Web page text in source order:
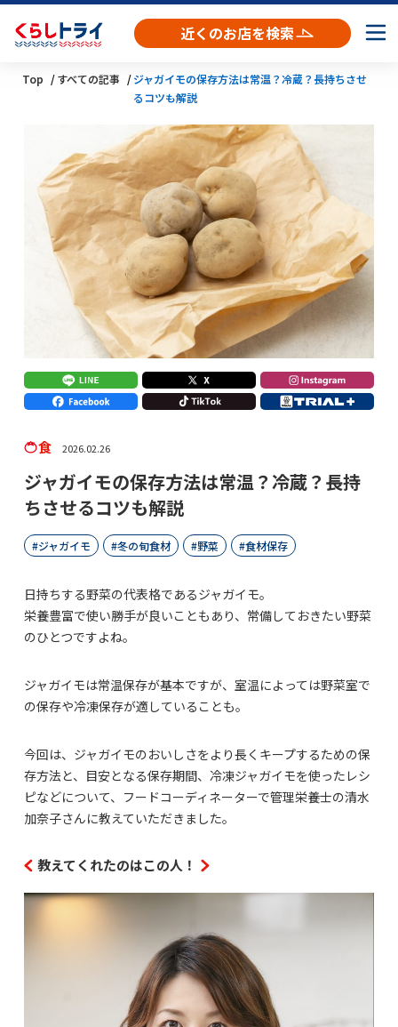
近くのお店を検索
Top すべての記事
ジャガイモの保存方法は常温？冷蔵？長持ちさせ
るコツも解説
食 2026.02.26
ジャガイモの保存方法は常温？冷蔵？長持
ちさせるコツも解説
ジャガイモ 冬の旬食材 野菜 食材保存
日持ちする野菜の代表格であるジャガイモ。
栄養豊富で使い勝手が良いこともあり、常備しておきたい野菜
のひとつですよね。
ジャガイモは常温保存が基本ですが、室温によっては野菜室で
の保存や冷凍保存が適していることも。
今回は、ジャガイモのおいしさをより長くキープするための保
存方法と、目安となる保存期間、冷凍ジャガイモを使ったレシ
ピなどについて、フードコーディネーターで管理栄養士の清水
加奈子さんに教えていただきました。
教えてくれたのはこの人！